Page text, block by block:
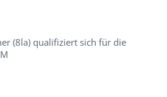
(8la) qualifiziert sich für die